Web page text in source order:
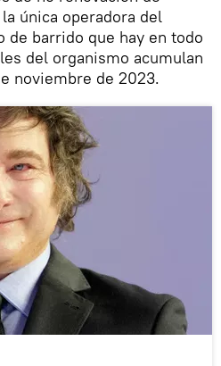
única operadora del
barrido que hay en todo
del organismo acumulan
noviembre de 2023.